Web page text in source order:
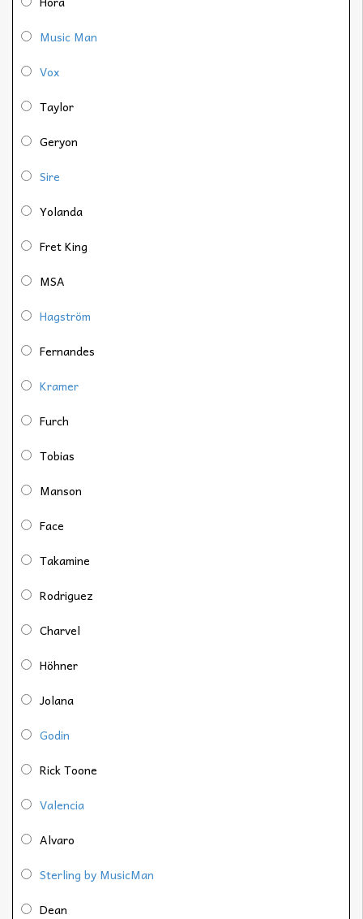
Music Man
Vox
Taylor
Geryon
Sire
Yolanda
Fret King
MSA
Hagström
Fernandes
Kramer
Furch
Tobias
Manson
Face
Takamine
Rodriguez
Charvel
Höhner
Jolana
Godin
Rick Toone
Valencia
Alvaro
Sterling by MusicMan
Dean